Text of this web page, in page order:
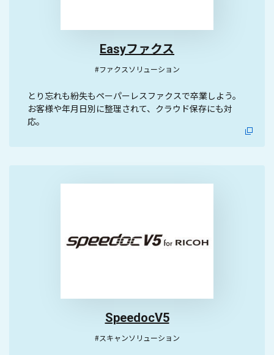
Easyファクス
#ファクスソリューション
とり忘れも紛失もペーパーレスファクスで卒業しよう。
お客様や年月日別に整理されて、クラウド保存にも対
応。
SpeedocV5
#スキャンソリューション